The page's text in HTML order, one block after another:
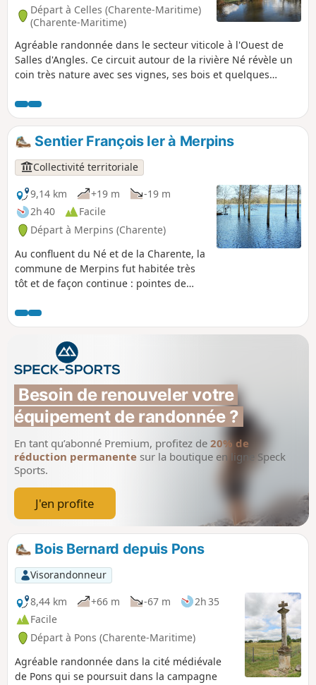
Départ à Celles (Charente-Maritime)
(Charente-Maritime)
Agréable randonnée dans le secteur viticole à l'Ouest de
Salles d'Angles. Ce circuit autour de la rivière Né révèle un
coin très nature avec ses vignes, ses bois et quelques
patrimoine bâti traditionnel.
Sentier François Ier à Merpins
Collectivité territoriale
9,14 km
+19 m
-19 m
2h 40
Facile
Départ à Merpins (Charente)
Au confluent du Né et de la Charente, la
commune de Merpins fut habitée très
tôt et de façon continue : pointes de
forteresse médiévale imposante, église
du XIe siècle, abbaye du XIIe en sont la
preuve. Ces terres fertiles portent des
prairies, des céréales et un vignoble
classé en Grande-Champagne.
Besoin de renouveler votre
équipement de randonnée ?
En tant qu’abonné Premium, profitez de 20% de
réduction permanente sur la boutique en ligne Speck
Sports.
J'en profite
Bois Bernard depuis Pons
Visorandonneur
8,44 km
+66 m -67 m
2h 35
Facile
Départ à Pons (Charente-Maritime)
Agréable randonnée dans la cité médiévale
de Pons qui se poursuit dans la campagne